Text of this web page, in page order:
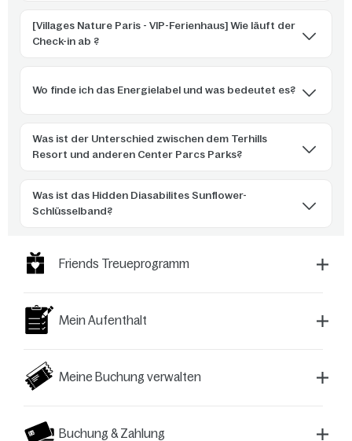
[Villages Nature Paris - VIP-Ferienhaus] Wie läuft der
Check-in ab ?
Wo finde ich das Energielabel und was bedeutet es?
Was ist der Unterschied zwischen dem Terhills
Resort und anderen Center Parcs Parks?
Was ist das Hidden Diasabilites Sunflower-
Schlüsselband?
Friends Treueprogramm
Mein Aufenthalt
Meine Buchung verwalten
Buchung & Zahlung